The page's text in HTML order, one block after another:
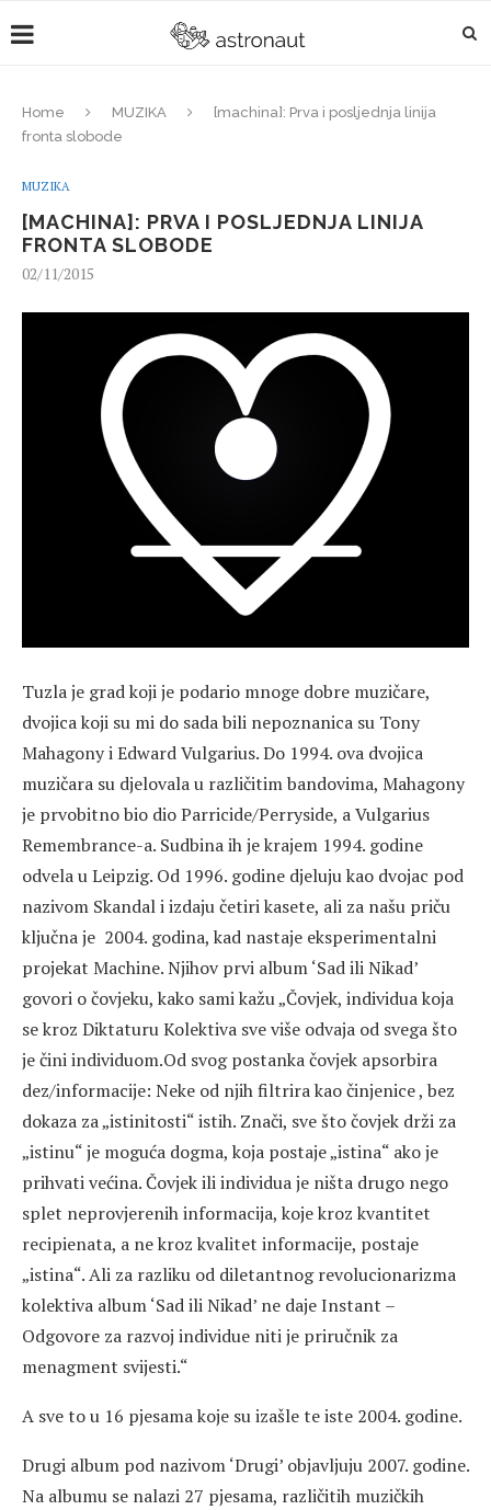
Home MUZIKA
[machina]: Prva i posljednja linija
fronta slobode
MUZIKA
[MACHINA]: PRVA I POSLJEDNJA LINIJA
FRONTA SLOBODE
02/11/2015
Tuzla je grad koji je podario mnoge dobre muzičare,
dvojica koji su mi do sada bili nepoznanica su Tony
Mahagony i Edward Vulgarius. Do 1994. ova dvojica
muzičara su djelovala u različitim bandovima, Mahagony
je prvobitno bio dio Parricide/Perryside, a Vulgarius
Remembrance-a. Sudbina ih je krajem 1994. godine
odvela u Leipzig. Od 1996. godine djeluju kao dvojac pod
nazivom Skandal i izdaju četiri kasete, ali za našu priču
ključna je 2004. godina, kad nastaje eksperimentalni
projekat Machine. Njihov prvi album ‘Sad ili Nikad’
govori o čovjeku, kako sami kažu „Čovjek, individua koja
se kroz Diktaturu Kolektiva sve više odvaja od svega što
je čini individuom.Od svog postanka čovjek apsorbira
dez/informacije: Neke od njih filtrira kao činjenice , bez
dokaza za „istinitosti“ istih. Znači, sve što čovjek drži za
„istinu“ je moguća dogma, koja postaje „istina“ ako je
prihvati većina. Čovjek ili individua je ništa drugo nego
splet neprovjerenih informacija, koje kroz kvantitet
recipienata, a ne kroz kvalitet informacije, postaje
„istina“. Ali za razliku od diletantnog revolucionarizma
kolektiva album ‘Sad ili Nikad’ ne daje Instant –
Odgovore za razvoj individue niti je priručnik za
menagment svijesti.“
A sve to u 16 pjesama koje su izašle te iste 2004. godine.
Drugi album pod nazivom ‘Drugi’ objavljuju 2007. godine.
Na albumu se nalazi 27 pjesama, različitih muzičkih